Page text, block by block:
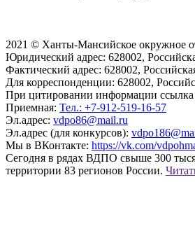
2021 © Ханты-Мансийское окружное
Юридический адрес: 628002,
Фактический адрес: 628002,
Для корреспонденции: 628002,
При цитировании информации ссылка
Приемная: Тел.: +7-912-519-16-57
Эл.адрес: vdpo86@mail.ru
Эл.адрес (для конкурсов):
Мы в ВКонтакте: https://vk.com/
Сегодня в рядах ВДПО свыше 300
территории 83 регионов России.